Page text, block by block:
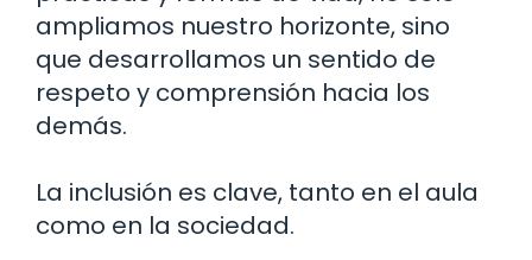
ampliamos nuestro horizonte, sino
que desarrollamos un sentido de
respeto y comprensión hacia los
demás.
La inclusión es clave, tanto en el aula
como en la sociedad.